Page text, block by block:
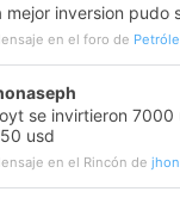
mejor inversion pudo
en el foro de
se invirtieron
usd
en el Rincón de